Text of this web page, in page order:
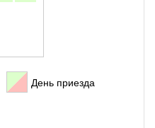
День приезда